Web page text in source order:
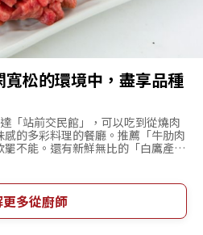
松的環境中，盡享品種
「站前交民館」，可以吃到從燒肉
的多彩料理的餐廳。推薦「牛肋肉
不能。還有新鮮無比的「白鷹產
黃油牡蠣’。重視每一樣食材的本
、3樓層則為座敷坐席，可以根據不
如果要舉辦宴會，還有卡拉OK可
時也是一家可以多次造訪的輕松愜
更多從廚師